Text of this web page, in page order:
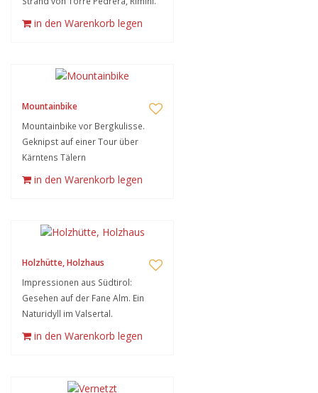
in den Warenkorb legen
Mountainbike
Mountainbike vor Bergkulisse.
Geknipst auf einer Tour über
Kärntens Tälern
in den Warenkorb legen
Holzhütte, Holzhaus
Impressionen aus Südtirol:
Gesehen auf der Fane Alm. Ein
Naturidyll im Valsertal.
in den Warenkorb legen